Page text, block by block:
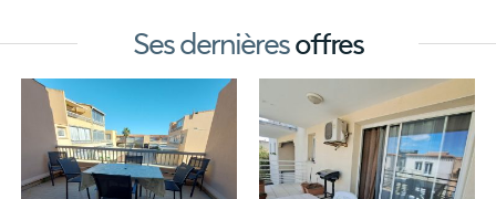
Ses dernièresoffres